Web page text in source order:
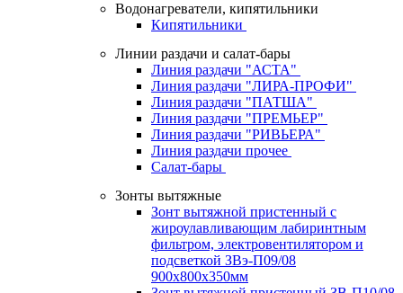
Водонагреватели, кипятильники
Кипятильники
Линии раздачи и салат-бары
Линия раздачи "АСТА"
Линия раздачи "ЛИРА-ПРОФИ"
Линия раздачи "ПАТША"
Линия раздачи "ПРЕМЬЕР"
Линия раздачи "РИВЬЕРА"
Линия раздачи прочее
Салат-бары
Зонты вытяжные
Зонт вытяжной пристенный с
жироулавливающим лабиринтным
фильтром, электровентилятором и
подсветкой ЗВэ-П09/08
900х800х350мм